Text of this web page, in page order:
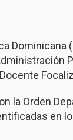
Dominicana
la Orden
en